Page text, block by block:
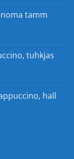
tamm
tuhkjas
hall